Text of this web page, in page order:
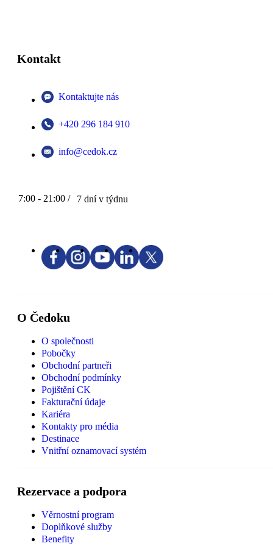
Kontakt
Kontaktujte nás
+420 296 184 910
info@cedok.cz
7:00 - 21:00 / 7 dní v týdnu
O Čedoku
O společnosti
Pobočky
Obchodní partneři
Obchodní podmínky
Pojištění CK
Fakturační údaje
Kariéra
Kontakty pro média
Destinace
Vnitřní oznamovací systém
Rezervace a podpora
Věrnostní program
Doplňkové služby
Benefity